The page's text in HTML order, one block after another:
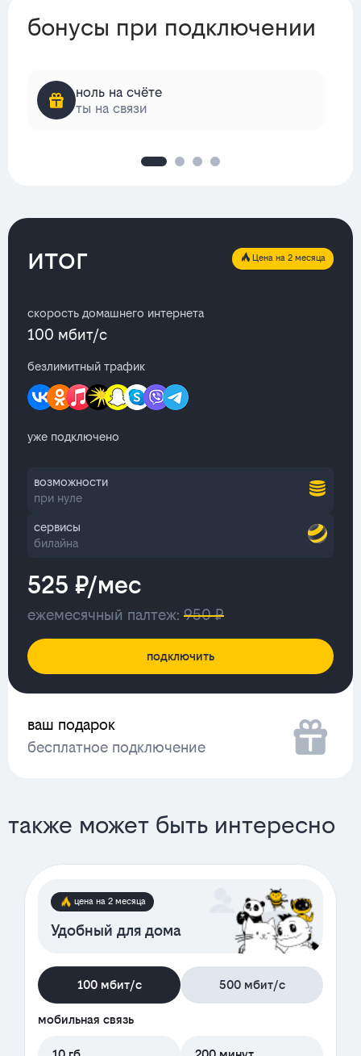
бонусы при подключении
ноль на счёте
ты на связи
итог Цена на 2 месяца
скорость домашнего интернета
100 мбит/с
безлимитный трафик
уже подключено
возможности
при нуле
сервисы
билайна
525 ₽/мес
ежемесячный палтеж: 950 ₽
подключить
ваш подарок
бесплатное подключение
также может быть интересно
цена на 2 месяца
Удобный для дома
100 мбит/с 500 мбит/с
мобильная связь